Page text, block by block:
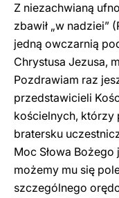
Z niezachwianą
zbawił „w nadziei”
jedną owczarnią
Chrystusa Jezusa,
Pozdrawiam raz
przedstawicieli
kościelnych, którzy
bratersku
Moc Słowa
możemy mu się
szczególnego